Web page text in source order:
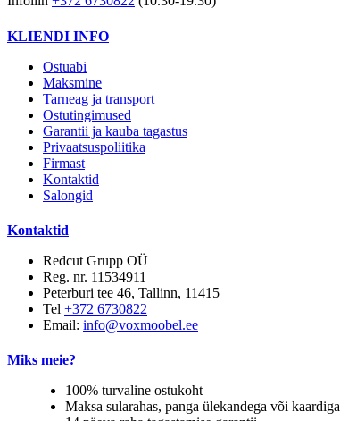
KLIENDI INFO
Ostuabi
Maksmine
Tarneag ja transport
Ostutingimused
Garantii ja kauba tagastus
Privaatsuspoliitika
Firmast
Kontaktid
Salongid
Kontaktid
Redcut Grupp OÜ
Reg. nr. 11534911
Peterburi tee 46, Tallinn, 11415
Tel +372 6730822
Email: info@voxmoobel.ee
Miks meie?
100% turvaline ostukoht
Maksa sularahas, panga ülekandega või kaardiga